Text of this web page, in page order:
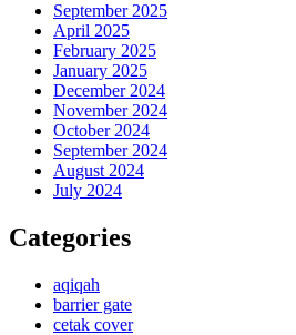
September 2025
April 2025
February 2025
January 2025
December 2024
November 2024
October 2024
September 2024
August 2024
July 2024
Categories
aqiqah
barrier gate
cetak cover